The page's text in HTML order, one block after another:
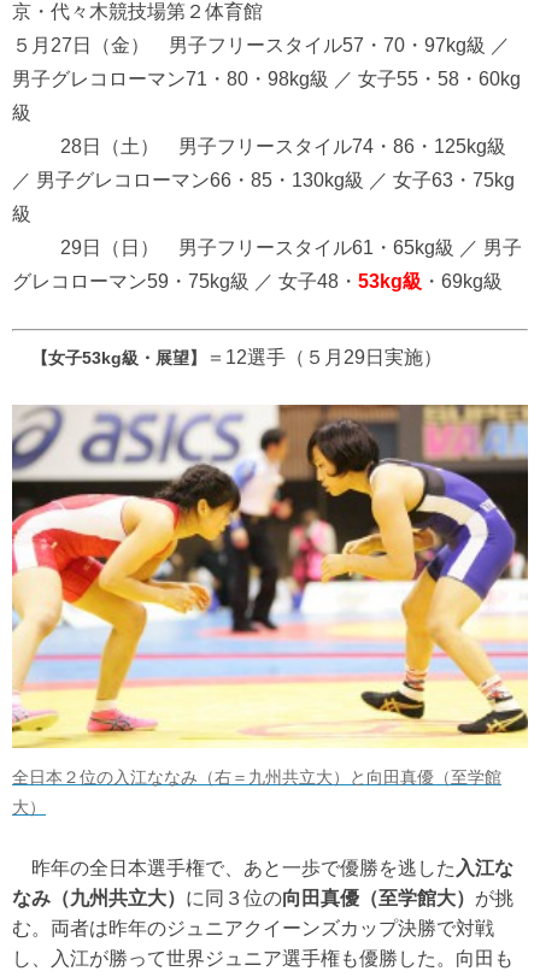
京・代々木競技場第２体育館
５月27日（金） 男子フリースタイル57・70・97kg級 ／
男子グレコローマン71・80・98kg級 ／ 女子55・58・60kg
級
28日（土） 男子フリースタイル74・86・125kg級
／ 男子グレコローマン66・85・130kg級 ／ 女子63・75kg
級
29日（日） 男子フリースタイル61・65kg級 ／ 男子
グレコローマン59・75kg級 ／ 女子48・ 53kg級 ・69kg級
【女子53kg級・展望】 ＝12選手（５月29日実施）
全日本２位の入江ななみ（右＝九州共立大）と向田真優（至学館
大）
昨年の全日本選手権で、あと一歩で優勝を逃した 入江な
なみ（九州共立大） に同３位の向田真優（至学館大） が挑
む。両者は昨年のジュニアクイーンズカップ決勝で対戦
し、入江が勝って世界ジュニア選手権も優勝した。向田も